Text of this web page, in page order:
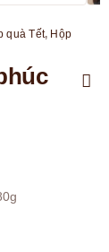
quà Tết, Hộp